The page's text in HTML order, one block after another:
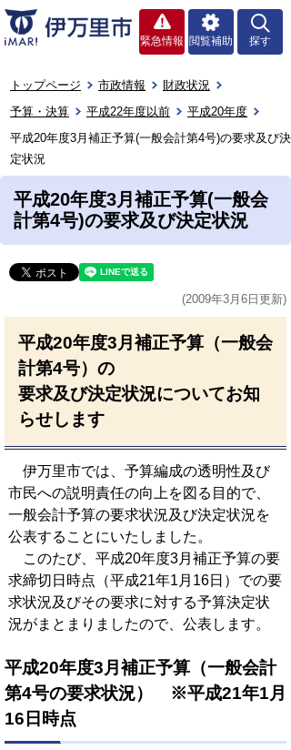
緊急情報 閲覧補助 探す
トップページ 市政情報
財政状況
予算・決算
平成22年度以前
平成20年度
平成20年度3月補正予算(一般会計第4号)の要求及び決
定状況
平成20年度3月補正予算(一般会
計第4号)の要求及び決定状況
(2009年3月6日更新)
平成20年度3月補正予算（一般会
計第4号）の
要求及び決定状況についてお知
らせします
伊万里市では、予算編成の透明性及び
市民への説明責任の向上を図る目的で、
一般会計予算の要求状況及び決定状況を
公表することにいたしました。
このたび、平成20年度3月補正予算の要
求締切日時点（平成21年1月16日）での要
求状況及びその要求に対する予算決定状
況がまとまりましたので、公表します。
平成20年度3月補正予算（一般会計
第4号の要求状況） ※平成21年1月
16日時点